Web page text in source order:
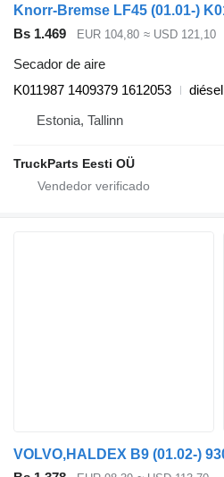
Bs 1.469 EUR 104,80 ≈ USD 121,10
Secador de aire
K011987 1409379 1612053
diésel
Estonia, Tallinn
TruckParts Eesti OÜ